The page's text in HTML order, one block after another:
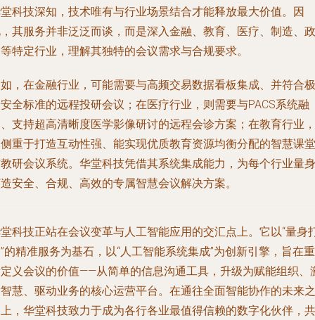
科技深知，技术唯有与行业场景结合才能释放最大价值。因
其服务并非泛泛而谈，而是深入金融、教育、医疗、制造、政
特定行业，理解其独特的会议需求与合规要求。
，在金融行业 ，可能需要与高频交易数据看板集成、并符合极
全标准的远程投研会议；在医疗行业 ，则需要与PACS系统融
支持超高清晰度医学影像研讨的远程会诊方案；在教育行业 ，
重于打造互动性强、能实现优质教育资源均衡分配的智慧课堂
研会议系统。华堂科技凭借其系统集成能力，为每个行业量身
安全、合规、高效的专属智慧会议解决方案。
科技正站在会议变革与人工智能应用的交汇点上。它以“量身
的精准服务为基石，以“人工智能系统集成”为创新引擎，旨在重
义会议的价值——从简单的信息沟通工具，升级为赋能组织、
慧、驱动业务的核心运营平台。在通往全面智能协作的未来之
，华堂科技致力于成为各行各业最值得信赖的数字化伙伴，共